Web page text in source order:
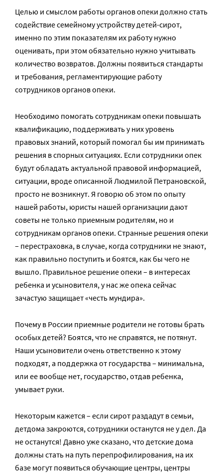
Целью и смыслом работы органов опеки должно стать
содействие семейному устройству детей-сирот,
именно по этим показателям их работу нужно
оценивать, при этом обязательно нужно учитывать
количество возвратов. Должны появиться стандарты
и требования, регламентирующие работу
сотрудников органов опеки.
Необходимо помогать сотрудникам опеки повышать
квалификацию, поддерживать у них уровень
правовых знаний, который помогал бы им принимать
решения в спорных ситуациях. Если сотрудники опек
будут обладать актуальной правовой информацией,
ситуации, вроде описанной Людмилой Петрановской,
просто не возникнут. Я говорю об этом по опыту
нашей работы, юристы нашей организации дают
советы не только приемным родителям, но и
сотрудникам органов опеки. Странные решения опеки
– перестраховка, в случае, когда сотрудники не знают,
как правильно поступить и боятся, как бы чего не
вышло. Правильное решение опеки – в интересах
ребенка и усыновителя, у нас же опека сейчас
зачастую защищает «честь мундира».
Почему в России приемные родители не готовы брать
особых детей? Боятся, что не справятся, не потянут.
Наши усыновители очень ответственно к этому
подходят, а поддержка от государства – минимальна,
или ее вообще нет, государство, отдав ребенка,
умывает руки.
Некоторым кажется – если сирот раздадут в семьи,
детдома закроются, сотрудники останутся не у дел. Да
не останутся! Давно уже сказано, что детские дома
должны стать на путь перепрофилирования, на их
базе могут появиться обучающие центры, центры